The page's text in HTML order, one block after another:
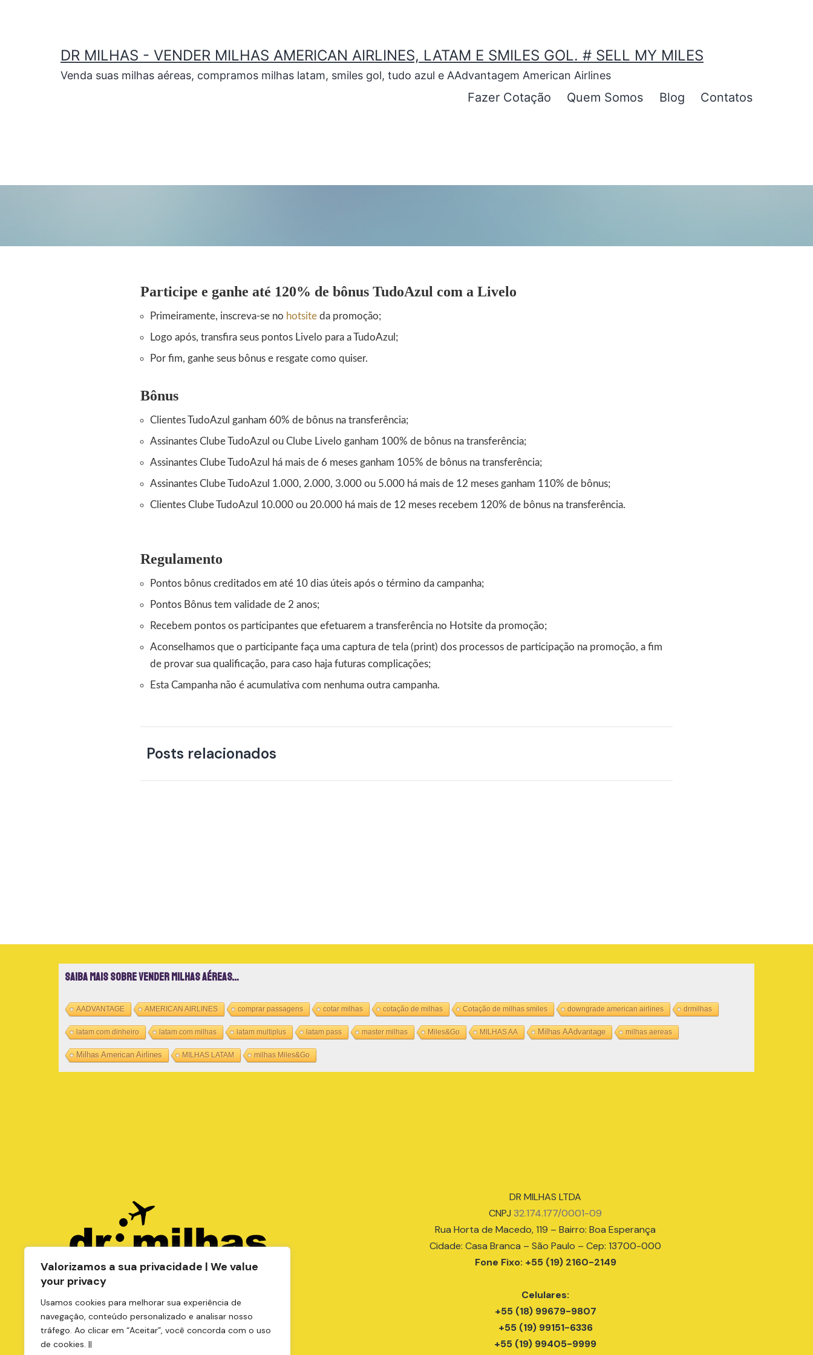
Valorizamos a sua privacidade | We value
your privacy
Usamos cookies para melhorar sua experiência de
navegação, conteúdo personalizado e analisar nosso
tráfego. Ao clicar em “Aceitar”, você concorda com o uso
de cookies. ||
DR MILHAS - VENDER MILHAS AMERICAN AIRLINES, LATAM E SMILES GOL. # SELL MY MILES
Venda suas milhas aéreas, compramos milhas latam, smiles gol, tudo azul e AAdvantagem American Airlines
Fazer Cotação Quem Somos Blog Contatos
Participe e ganhe até 120% de bônus TudoAzul com a Livelo
Primeiramente, inscreva-se no hotsite da promoção;
Logo após, transfira seus pontos Livelo para a TudoAzul;
Por fim, ganhe seus bônus e resgate como quiser.
Bônus
Clientes TudoAzul ganham 60% de bônus na transferência;
Assinantes Clube TudoAzul ou Clube Livelo ganham 100% de bônus na transferência;
Assinantes Clube TudoAzul há mais de 6 meses ganham 105% de bônus na transferência;
Assinantes Clube TudoAzul 1.000, 2.000, 3.000 ou 5.000 há mais de 12 meses ganham 110% de bônus;
Clientes Clube TudoAzul 10.000 ou 20.000 há mais de 12 meses recebem 120% de bônus na transferência.
Regulamento
Pontos bônus creditados em até 10 dias úteis após o término da campanha;
Pontos Bônus tem validade de 2 anos;
Recebem pontos os participantes que efetuarem a transferência no Hotsite da promoção;
Aconselhamos que o participante faça uma captura de tela (print) dos processos de participação na promoção, a fim
de provar sua qualificação, para caso haja futuras complicações;
Esta Campanha não é acumulativa com nenhuma outra campanha.
Posts relacionados
Saiba mais sobre vender milhas aéreas…
AADVANTAGE AMERICAN AIRLINES comprar passagens cotar milhas cotação de milhas Cotação de milhas smiles downgrade american airlines drmilhas
latam com dinheiro latam com milhas latam multiplus latam pass master milhas Miles&Go MILHAS AA Milhas AAdvantage milhas aereas
Milhas American Airlines MILHAS LATAM milhas Miles&Go
DR MILHAS LTDA
CNPJ 32.174.177/0001-09
Rua Horta de Macedo, 119 – Bairro: Boa Esperança
Cidade: Casa Branca – São Paulo – Cep: 13700-000
Fone Fixo: +55 (19) 2160-2149
Celulares:
+55 (18) 99679-9807
+55 (19) 99151-6336
+55 (19) 99405-9999